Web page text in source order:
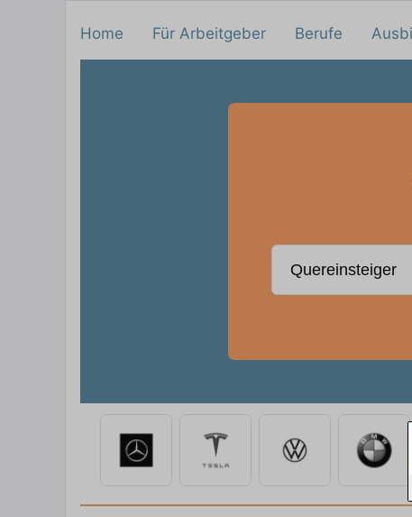
Home Für Arbeitgeber Berufe